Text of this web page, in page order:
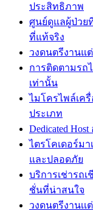
ประสิทธิภาพ
ศูนย์ดูแลผู้ป่วย
ที่แท้จริง
วงดนตรีงานแ
การติดตามรถ
เท่านั้น
ไมโครไพล์เค
ประเภท
Dedicated
ไตรโคเดอร์ม
และปลอดภัย
บริการเช่ารถ
ชั่นที่น่าสนใจ
วงดนตรีงานเ